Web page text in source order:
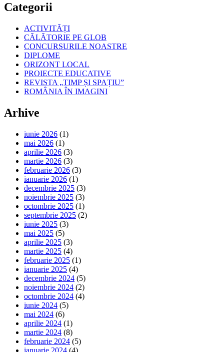
Categorii
ACTIVITĂȚI
CĂLĂTORIE PE GLOB
CONCURSURILE NOASTRE
DIPLOME
ORIZONT LOCAL
PROIECTE EDUCATIVE
REVISTA „TIMP ȘI SPAȚIU”
ROMÂNIA ÎN IMAGINI
Arhive
iunie 2026 (1)
mai 2026 (1)
aprilie 2026 (3)
martie 2026 (3)
februarie 2026 (3)
ianuarie 2026 (1)
decembrie 2025 (3)
noiembrie 2025 (3)
octombrie 2025 (1)
septembrie 2025 (2)
iunie 2025 (3)
mai 2025 (5)
aprilie 2025 (3)
martie 2025 (4)
februarie 2025 (1)
ianuarie 2025 (4)
decembrie 2024 (5)
noiembrie 2024 (2)
octombrie 2024 (4)
iunie 2024 (5)
mai 2024 (6)
aprilie 2024 (1)
martie 2024 (8)
februarie 2024 (5)
ianuarie 2024 (4)